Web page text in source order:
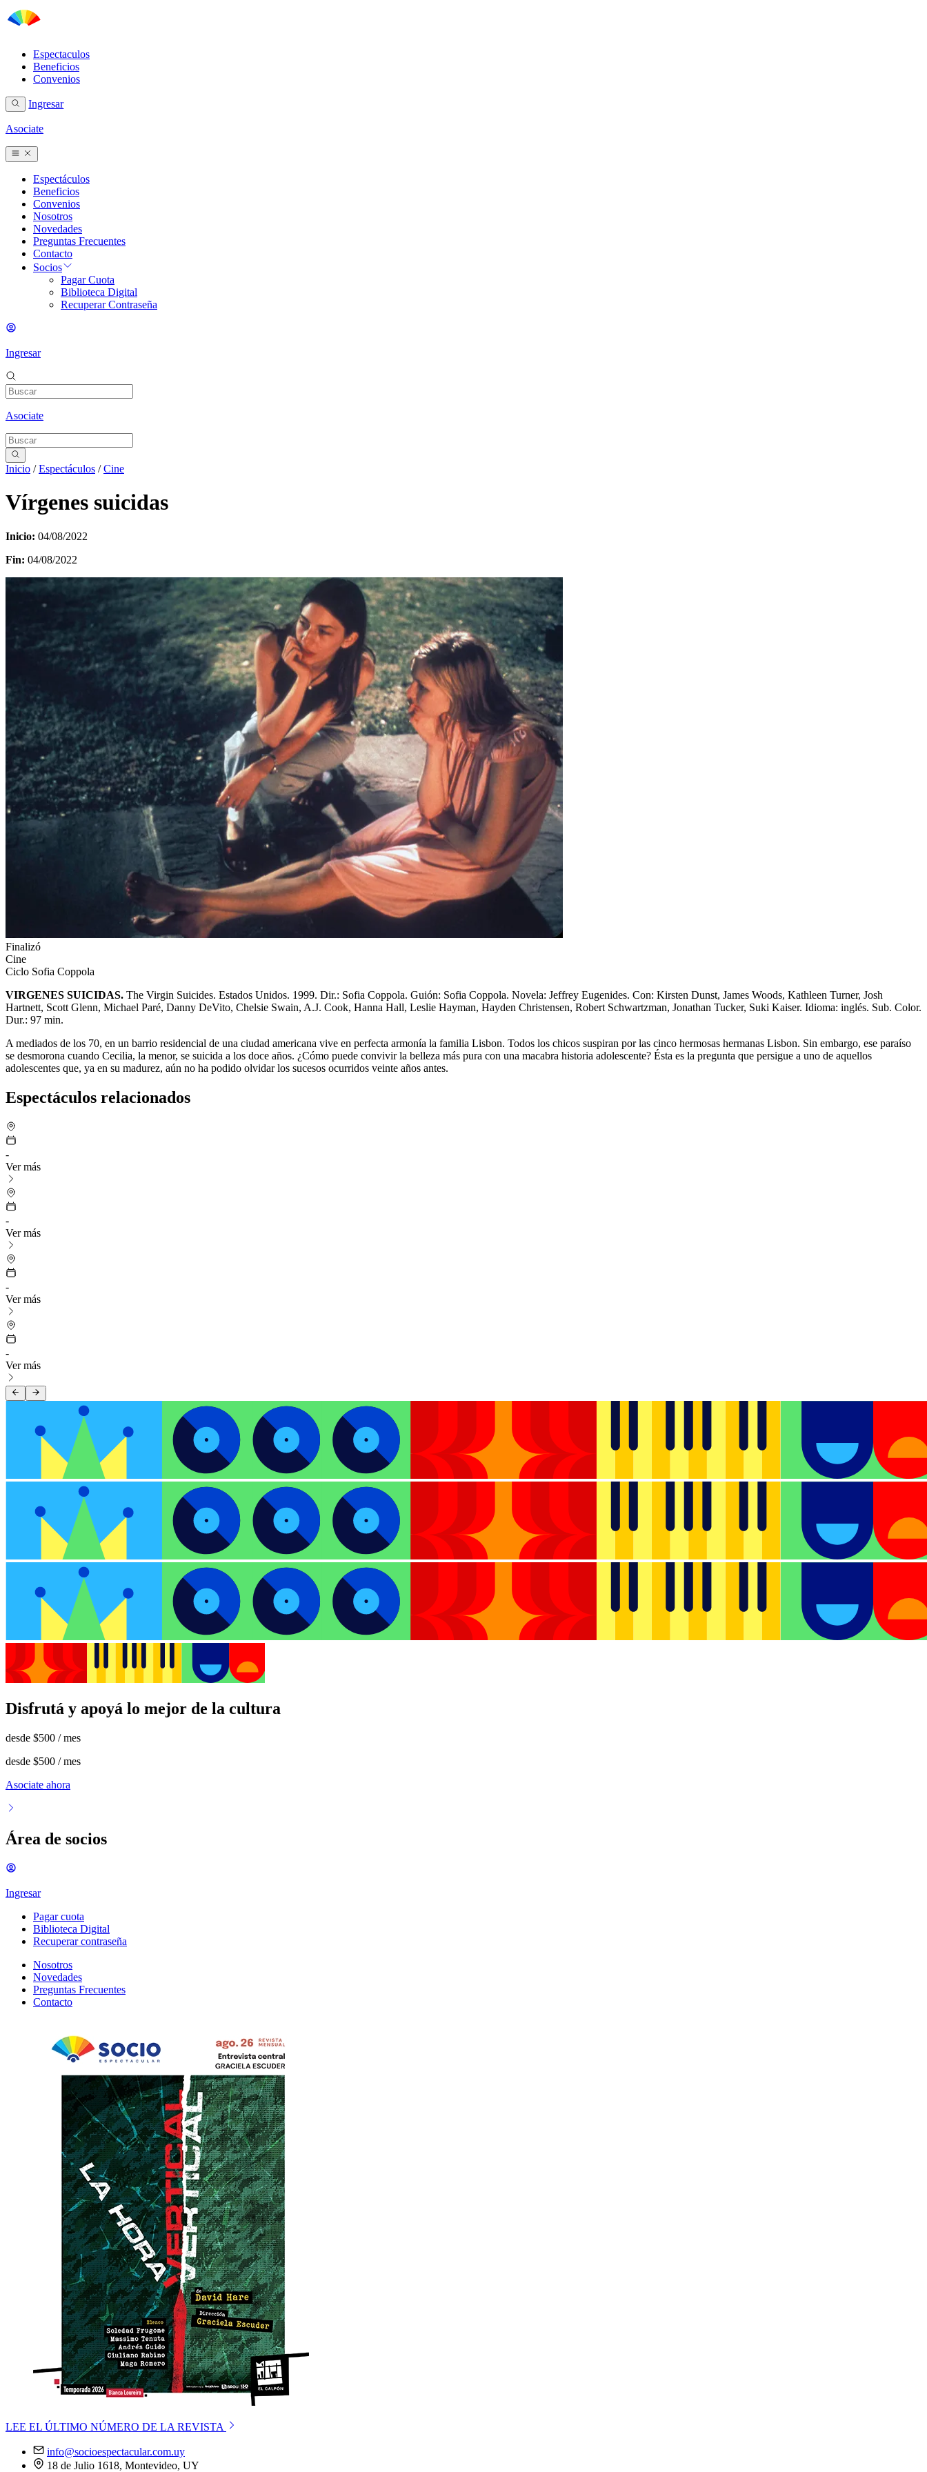
Espectaculos
Beneficios
Convenios
Ingresar
Asociate
Espectáculos
Beneficios
Convenios
Nosotros
Novedades
Preguntas Frecuentes
Contacto
Socios
Pagar Cuota
Biblioteca Digital
Recuperar Contraseña
Ingresar
Asociate
Inicio /Espectáculos /Cine
Vírgenes suicidas
Inicio: 04/08/2022
Fin: 04/08/2022
Finalizó
Cine
Ciclo Sofia Coppola
VIRGENES SUICIDAS. The Virgin Suicides. Estados Unidos. 1999. Dir.: Sofia Coppola. Guión: Sofia Coppola. Novela: Jeffrey Eugenides. Con: Kirsten Dunst, James Woods, Kathleen Turner, Josh
Hartnett, Scott Glenn, Michael Paré, Danny DeVito, Chelsie Swain, A.J. Cook, Hanna Hall, Leslie Hayman, Hayden Christensen, Robert Schwartzman, Jonathan Tucker, Suki Kaiser. Idioma: inglés. Sub. Color.
Dur.: 97 min.
A mediados de los 70, en un barrio residencial de una ciudad americana vive en perfecta armonía la familia Lisbon. Todos los chicos suspiran por las cinco hermosas hermanas Lisbon. Sin embargo, ese paraíso
se desmorona cuando Cecilia, la menor, se suicida a los doce años. ¿Cómo puede convivir la belleza más pura con una macabra historia adolescente? Ésta es la pregunta que persigue a uno de aquellos
adolescentes que, ya en su madurez, aún no ha podido olvidar los sucesos ocurridos veinte años antes.
Espectáculos relacionados
-
Ver más
-
Ver más
-
Ver más
-
Ver más
Disfrutá y apoyá lo mejor de la cultura
desde $500 / mes
desde $500 / mes
Asociate ahora
Área de socios
Ingresar
Pagar cuota
Biblioteca Digital
Recuperar contraseña
Nosotros
Novedades
Preguntas Frecuentes
Contacto
LEE EL ÚLTIMO NÚMERO DE LA REVISTA
info@socioespectacular.com.uy
18 de Julio 1618, Montevideo, UY